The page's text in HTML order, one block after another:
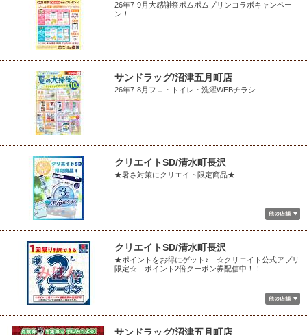
26年7-9月大感謝祭ポムポムプリンコラボキャンペー
ン！
サンドラッグ/沼津五月町店
26年7-8月フロ・トイレ・洗濯WEBチラシ
クリエイトSD/清水町長沢
★暑さ対策にクリエイト限定商品★
クリエイトSD/清水町長沢
★ポイントをお得にゲット♪ ☆クリエイト公式アプリ
限定☆ ポイント2倍クーポン券配信中！！
サンドラッグ/沼津五月町店